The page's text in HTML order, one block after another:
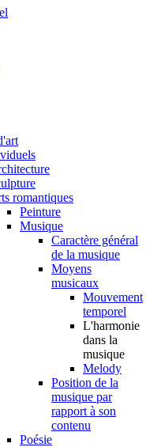
romantiques
Peinture
Musique
Caractère général
de la musique
Moyens
musicaux
Mouvement
temporel
L'harmonie
dans la
musique
Melody
Position de la
musique par
rapport à son
contenu
Poésie